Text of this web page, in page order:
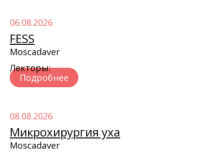
06.08.2026
FESS
Moscadaver
Лекторы:
Подробнее
08.08.2026
Микрохирургия уха
Moscadaver